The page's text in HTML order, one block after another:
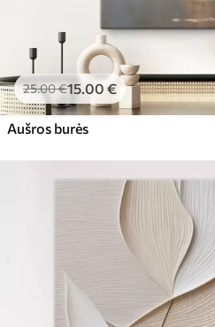
25.00€15.00 €
Aušros burės